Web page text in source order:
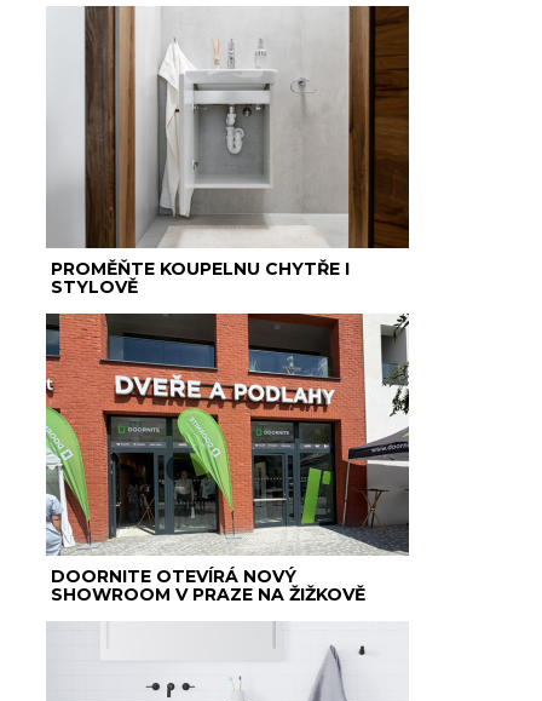
PROMĚŇTE KOUPELNU CHYTŘE I
STYLOVĚ
DOORNITE OTEVÍRÁ NOVÝ
SHOWROOM V PRAZE NA ŽIŽKOVĚ